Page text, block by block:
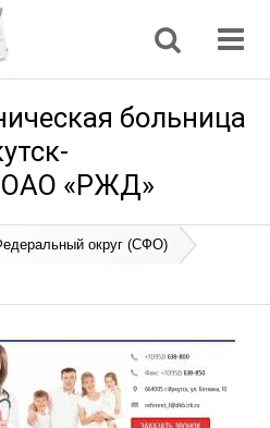
больница
ОАО «РЖД»
округ (СФО)